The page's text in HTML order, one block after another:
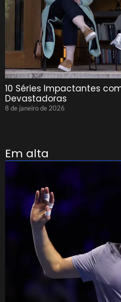
10 Séries Impactantes
Devastadoras
8 de janeiro de 2026
Em alta